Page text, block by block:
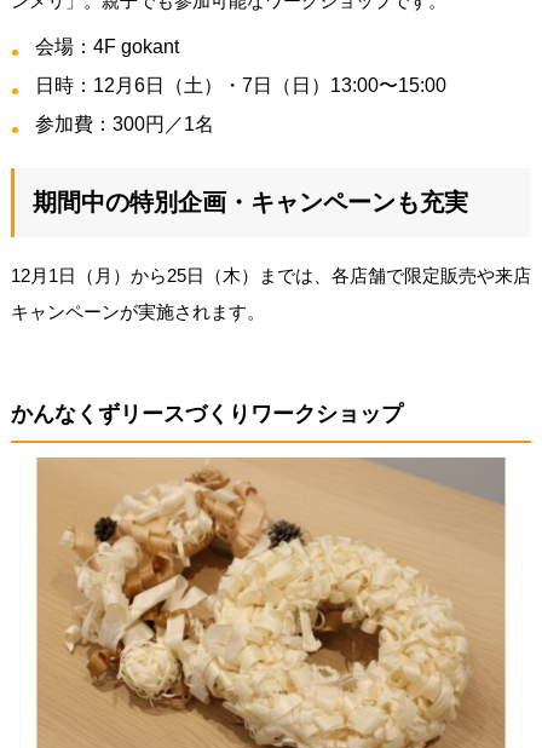
会場：4F gokant
日時：12月6日（土）・7日（日）13:00〜15:00
参加費：300円／1名
期間中の特別企画・キャンペーンも充実
12月1日（月）から25日（木）までは、各店舗で限定販売や来店
キャンペーンが実施されます。
かんなくずリースづくりワークショップ